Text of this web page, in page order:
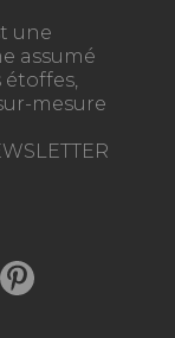
une
assumé
étoffes,
mesure